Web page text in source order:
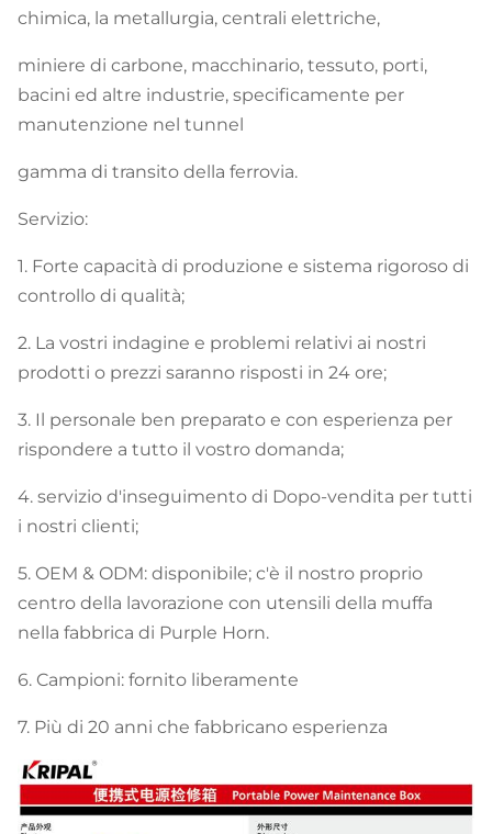
chimica, la metallurgia, centrali elettriche,
miniere di carbone, macchinario, tessuto, porti,
bacini ed altre industrie, specificamente per
manutenzione nel tunnel
gamma di transito della ferrovia.
Servizio:
1. Forte capacità di produzione e sistema rigoroso di
controllo di qualità;
2. La vostri indagine e problemi relativi ai nostri
prodotti o prezzi saranno risposti in 24 ore;
3. Il personale ben preparato e con esperienza per
rispondere a tutto il vostro domanda;
4. servizio d'inseguimento di Dopo-vendita per tutti
i nostri clienti;
5. OEM & ODM: disponibile; c'è il nostro proprio
centro della lavorazione con utensili della muffa
nella fabbrica di Purple Horn.
6. Campioni: fornito liberamente
7. Più di 20 anni che fabbricano esperienza